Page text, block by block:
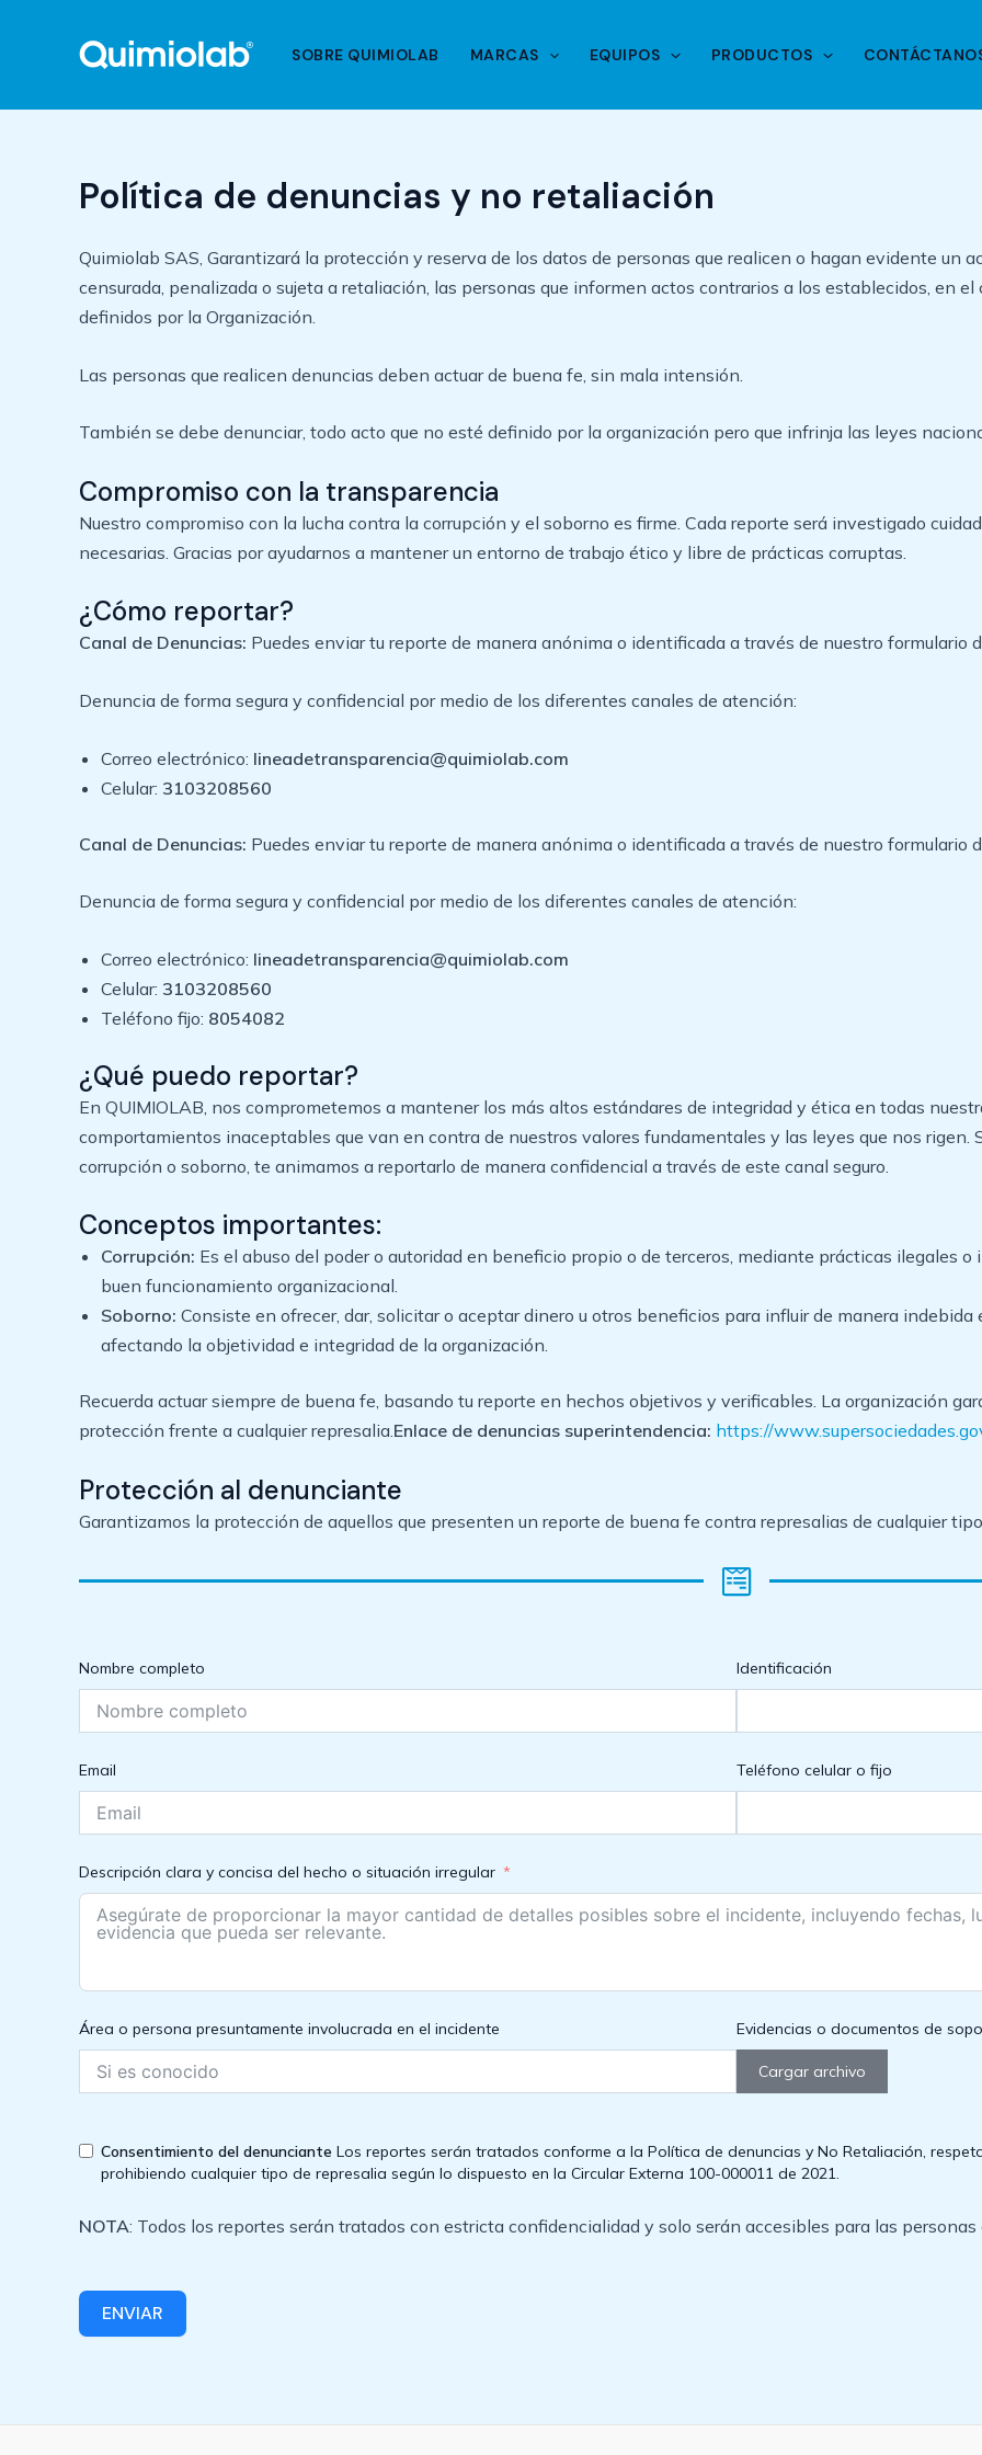
SOBRE QUIMIOLAB MARCAS EQUIPOS PRODUCTOS
Política de denuncias y no retaliación
Quimiolab SAS, Garantizará la protección y reserva de los datos de personas que realicen o hagan evidente un
censurada, penalizada o sujeta a retaliación, las personas que informen actos contrarios a los establecidos, en
definidos por la Organización.
Las personas que realicen denuncias deben actuar de buena fe, sin mala intensión.
También se debe denunciar, todo acto que no esté definido por la organización pero que infrinja las leyes
Compromiso con la transparencia
Nuestro compromiso con la lucha contra la corrupción y el soborno es firme. Cada reporte será investigado
necesarias. Gracias por ayudarnos a mantener un entorno de trabajo ético y libre de prácticas corruptas.
¿Cómo reportar?
Canal de Denuncias: Puedes enviar tu reporte de manera anónima o identificada a través de nuestro
Denuncia de forma segura y confidencial por medio de los diferentes canales de atención:
Correo electrónico: lineadetransparencia@quimiolab.com
Celular: 3103208560
Canal de Denuncias: Puedes enviar tu reporte de manera anónima o identificada a través de nuestro
Denuncia de forma segura y confidencial por medio de los diferentes canales de atención:
Correo electrónico: lineadetransparencia@quimiolab.com
Celular: 3103208560
Teléfono fijo: 8054082
¿Qué puedo reportar?
En QUIMIOLAB, nos comprometemos a mantener los más altos estándares de integridad y ética en todas
comportamientos inaceptables que van en contra de nuestros valores fundamentales y las leyes que nos rigen.
corrupción o soborno, te animamos a reportarlo de manera confidencial a través de este canal seguro.
Conceptos importantes:
Corrupción: Es el abuso del poder o autoridad en beneficio propio o de terceros, mediante prácticas ilegales
buen funcionamiento organizacional.
Soborno: Consiste en ofrecer, dar, solicitar o aceptar dinero u otros beneficios para influir de manera
afectando la objetividad e integridad de la organización.
Recuerda actuar siempre de buena fe, basando tu reporte en hechos objetivos y verificables. La organización
protección frente a cualquier represalia.Enlace de denuncias superintendencia: https://
Protección al denunciante
Garantizamos la protección de aquellos que presenten un reporte de buena fe contra represalias de cualquier
Nombre completo
Email
Identificación
Teléfono celular o fijo
Descripción clara y concisa del hecho o situación irregular
Área o persona presuntamente involucrada en el incidente Evidencias o documentos de
Cargar archivo
Consentimiento del denunciante Los reportes serán tratados conforme a la Política de denuncias y No Retaliación,
prohibiendo cualquier tipo de represalia según lo dispuesto en la Circular Externa 100-000011 de 2021.
NOTA: Todos los reportes serán tratados con estricta confidencialidad y solo serán accesibles para las
ENVIAR